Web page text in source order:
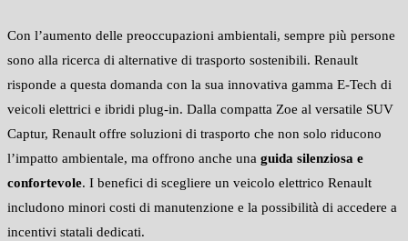
Con l’aumento delle preoccupazioni ambientali, sempre più persone
sono alla ricerca di alternative di trasporto sostenibili. Renault
risponde a questa domanda con la sua innovativa gamma E-Tech di
veicoli elettrici e ibridi plug-in. Dalla compatta Zoe al versatile SUV
Captur, Renault offre soluzioni di trasporto che non solo riducono
l’impatto ambientale, ma offrono anche una guida silenziosa e
confortevole. I benefici di scegliere un veicolo elettrico Renault
includono minori costi di manutenzione e la possibilità di accedere a
incentivi statali dedicati.